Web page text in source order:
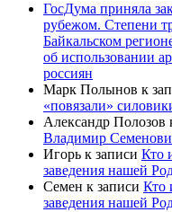
ГосДума приняла
рубежом. Степени
Байкальском
об использовании
россиян
Марк Полынов к
«повязали»
Александр Полозов
Владимир
Игорь к записи Кто
заведения нашей
Семен к записи Кто
заведения нашей